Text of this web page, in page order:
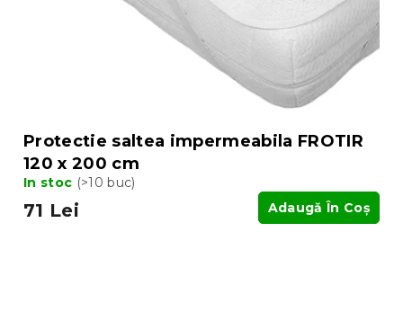
Protectie saltea impermeabila FROTIR
120 x 200 cm
In stoc (>10 buc)
71 Lei Adaugă În Coş